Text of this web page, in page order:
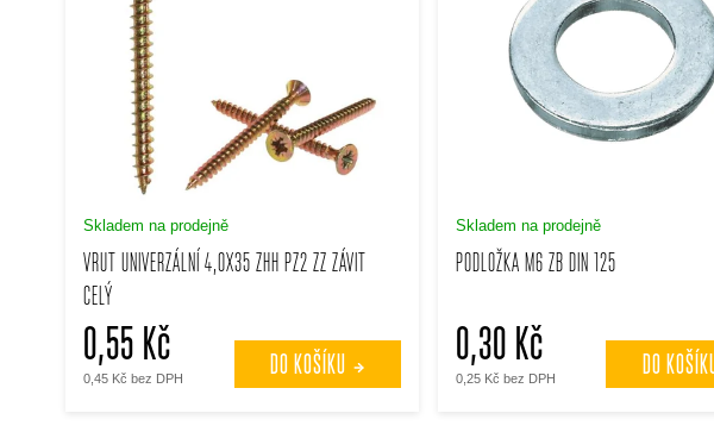
r
o
d
u
VRUT UNIVERZÁLNÍ 4,0X35 ZHH PZ2 ZZ ZÁVIT
CELÝ
Skladem na prodejně
0,45 Kč bez DPH
0,55 Kč DO KOŠÍKU
PODLOŽKA M6 ZB DIN 125
Skladem na prodejně
0,25 Kč bez DPH
0,30 Kč DO